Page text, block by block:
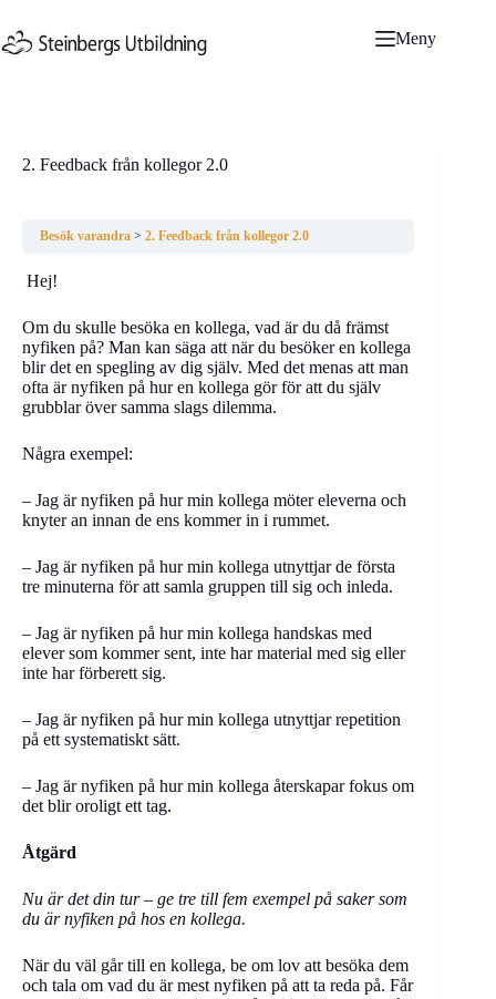
till
innehåll
Meny
2. Feedback från kollegor 2.0
Besök varandra 2. Feedback från kollegor 2.0
Hej!
Om du skulle besöka en kollega, vad är du då främst
nyfiken på? Man kan säga att när du besöker en kollega
blir det en spegling av dig själv. Med det menas att man
ofta är nyfiken på hur en kollega gör för att du själv
grubblar över samma slags dilemma.
Några exempel:
– Jag är nyfiken på hur min kollega möter eleverna och
knyter an innan de ens kommer in i rummet.
– Jag är nyfiken på hur min kollega utnyttjar de första
tre minuterna för att samla gruppen till sig och inleda.
– Jag är nyfiken på hur min kollega handskas med
elever som kommer sent, inte har material med sig eller
inte har förberett sig.
– Jag är nyfiken på hur min kollega utnyttjar repetition
på ett systematiskt sätt.
– Jag är nyfiken på hur min kollega återskapar fokus om
det blir oroligt ett tag.
Åtgärd
Nu är det din tur – ge tre till fem exempel på saker som
du är nyfiken på hos en kollega.
När du väl går till en kollega, be om lov att besöka dem
och tala om vad du är mest nyfiken på att ta reda på. Får